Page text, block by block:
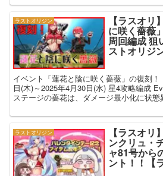
ラストオリジン 【ラスオ
に咲く薔薇
周回編成 狙
ストオリジ
イベント「蓮花と陰に咲く薔薇」の復刻
日(木)～2025年4月30日(水) 星4攻略編成
ステージの薔花は、ダメージ最小化に状
ラストオリジン 【ラスオリ
ンクリュ・
ャ81号から
ント！！【